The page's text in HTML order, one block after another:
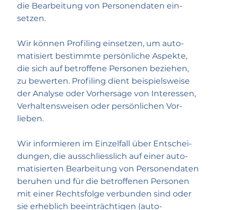
die Bear­beitung von Personen­daten ein­
setzen.
Wir können Profiling einsetzen, um auto­
matisiert bestimmte persön­liche Aspekte,
die sich auf betroffene Personen beziehen,
zu bewerten. Profiling dient beispiels­weise
der Analyse oder Vorher­sage von Inter­essen,
Verhaltens­weisen oder persön­lichen Vor­
lieben.
Wir informieren im Einzelfall über Entschei­
dungen, die ausschliess­lich auf einer auto­
matisierten Bear­beitung von Personen­daten
beruhen und für die betroffenen Personen
mit einer Rechts­folge verbunden sind oder
sie erheblich beein­trächtigen (auto­